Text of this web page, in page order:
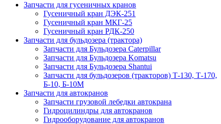
Запчасти для гусеничных кранов
Гусеничный кран ДЭК-251
Гусеничный кран МКГ-25
Гусеничный кран РДК-250
Запчасти для бульдозера (трактора)
Запчасти для Бульдозера Caterpillar
Запчасти для Бульдозера Komatsu
Запчасти для Бульдозера Shantui
Запчасти для бульдозеров (тракторов) Т-130, Т-170,
Б-10, Б-10М
Запчасти для автокранов
Запчасти грузовой лебедки автокрана
Гидроцилиндры для автокранов
Гидрооборудование для автокранов